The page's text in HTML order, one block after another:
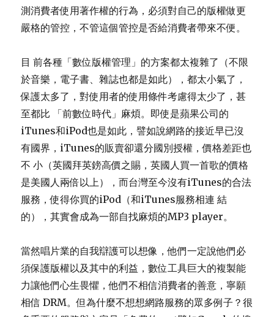
測消費者使用著作權的行為，必須對自己的版權做更
嚴格的管控，不管這個管控是否給消費者帶來不便。
目 前各種「數位版權管理」的方案都太複雜了（不限
於音樂，電子書、雜誌也都是如此），都太小氣了，
保護太多了，對使用者的使用條件考慮得太少了，甚
至都比 「前數位時代」麻煩。即使是蘋果公司的
iTunes和iPod也是如此，譬如說網路的接近早已沒
有國界，iTunes的販賣卻還分國別授權，價格差距也
不 小（英國拜英鎊高價之賜，英國人買一首歌的價格
是美國人兩倍以上），而台灣至今沒有iTunes的合法
服務，使得你買的iPod（和iTunes服務相連 結
的），其實會成為一部自找麻煩的MP3 player。
當然唱片業的自我辯護可以想像，他們一定說他們必
須保護版權以及其中的利益，數位工具巨大的複製能
力讓他們心生畏懼，他們不相信消費者的善意，寧願
相信 DRM。但為什麼不想想網路服務的眾多例子？很